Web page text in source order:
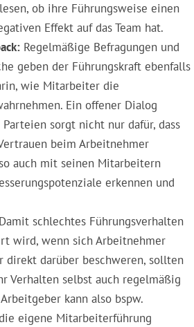
ob ihre Führungsweise einen
Effekt auf das Team hat.
Regelmäßige Befragungen und
geben der Führungskraft ebenfalls
wie Mitarbeiter die
Ein offener Dialog
sorgt nicht nur dafür, dass
beim Arbeitnehmer
auch mit seinen Mitarbeitern
erkennen und
Damit schlechtes Führungsverhalten
wird, wenn sich Arbeitnehmer
direkt darüber beschweren, sollten
Verhalten selbst auch regelmäßig
kann also bspw.
eigene Mitarbeiterführung